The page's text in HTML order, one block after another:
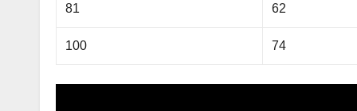
81 62
100 74